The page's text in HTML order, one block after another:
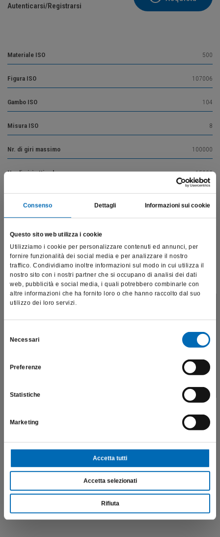
Consenso Dettagli Informazioni sui cookie
Questo sito web utilizza i cookie
Utilizziamo i cookie per personalizzare contenuti ed annunci, per
fornire funzionalità dei social media e per analizzare il nostro
traffico. Condividiamo inoltre informazioni sul modo in cui utilizza il
nostro sito con i nostri partner che si occupano di analisi dei dati
web, pubblicità e social media, i quali potrebbero combinarle con
altre informazioni che ha fornito loro o che hanno raccolto dal suo
utilizzo dei loro servizi.
delNecessari
Preferenze
Statistiche
Marketing
Accetta tutti
Accetta selezionati
Rifiuta
Autenticarsi/Registrarsi
Materiale ISO 500
Figura ISO 107006
Gambo ISO 104
Misura ISO 8
Nr. di giri massimo 100000
Nr. di giri ottimale 15000
Vai alla descrizione del prodotto
Prodotti correlati
Rosetta
€38,35
Scopri di più
professionali e riporta dati, prodotti e beni sensibili per la
salute e la sicurezza del paziente; pertanto, per visitare il sito,